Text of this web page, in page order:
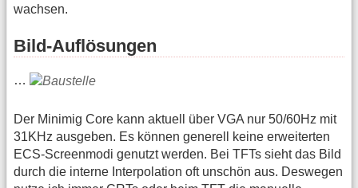
wachsen.
Bild-Auflösungen
…
Der Minimig Core kann aktuell über VGA nur 50/60Hz mit
31KHz ausgeben. Es können generell keine erweiterten
ECS-Screenmodi genutzt werden. Bei TFTs sieht das Bild
durch die interne Interpolation oft unschön aus. Deswegen